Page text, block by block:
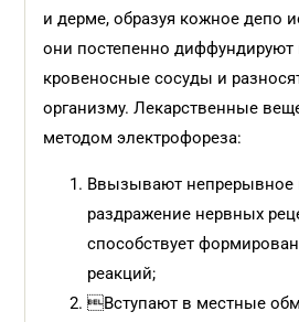
и дерме, образуя кожное депо
они постепенно
кровеносные сосуды и
организму. Лекарственные
методом электрофореза:
Ввызывают непрерывное
раздражение нервных
способствует
реакций;
Вступают в местные